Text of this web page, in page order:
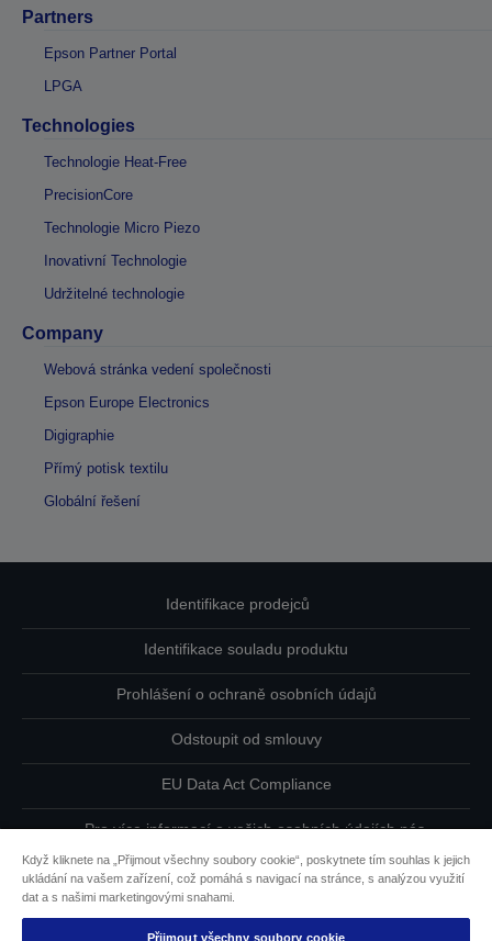
Partners
Epson Partner Portal
LPGA
Technologies
Technologie Heat-Free
PrecisionCore
Technologie Micro Piezo
Inovativní Technologie
Udržitelné technologie
Company
Webová stránka vedení společnosti
Epson Europe Electronics
Digigraphie
Přímý potisk textilu
Globální řešení
Identifikace prodejců
Identifikace souladu produktu
Prohlášení o ochraně osobních údajů
Odstoupit od smlouvy
EU Data Act Compliance
Pro více informací o vašich osobních údajích nás
Informace o souborech cookie
Když kliknete na „Přijmout všechny soubory cookie“, poskytnete tím souhlas k jejich
ukládání na vašem zařízení, což pomáhá s navigací na stránce, s analýzou využití
dat a s našimi marketingovými snahami.
Přijmout všechny soubory cookie